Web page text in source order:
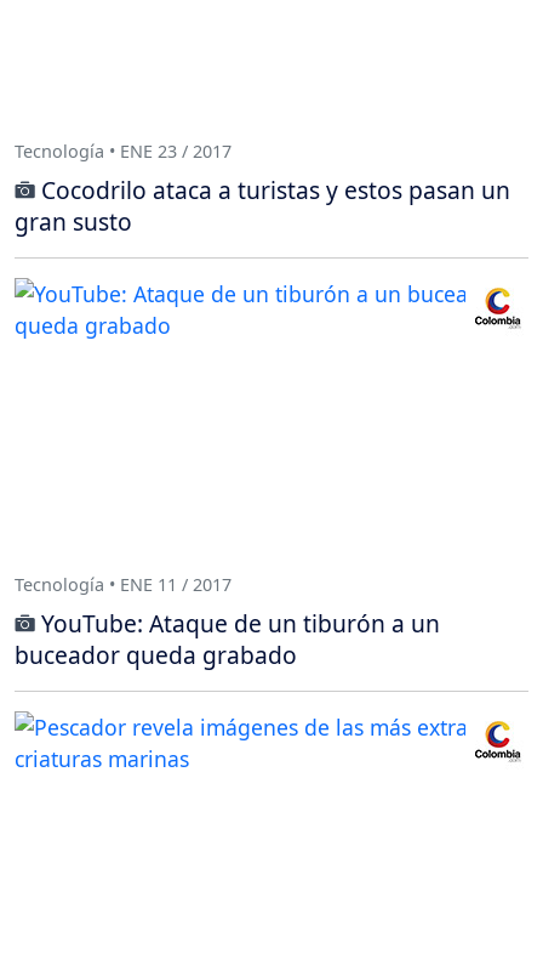
Tecnología • ENE 23 / 2017
Cocodrilo ataca a turistas y estos pasan un
gran susto
Tecnología • ENE 11 / 2017
YouTube: Ataque de un tiburón a un
buceador queda grabado